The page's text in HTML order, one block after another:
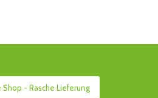
Shop - Rasche Lieferung